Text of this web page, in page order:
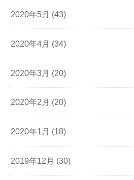
2020年5月 (43)
2020年4月 (34)
2020年3月 (20)
2020年2月 (20)
2020年1月 (18)
2019年12月 (30)